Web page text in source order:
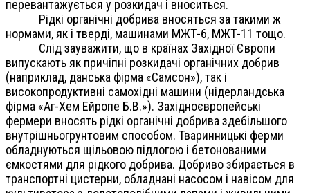
перевантажується у розкидач і вноситься.
Рідкі органічні добрива вносяться за такими ж
нормами, як і тверді, машинами МЖТ-6, МЖТ-11 тощо.
Слід зауважити, що в країнах Західної Європи
випускають як причіпні розкидачі органічних добрив
(наприклад, данська фірма «Самсон»), так і
високопродуктивні самохідні машини (нідерландська
фірма «Аг-Хем Ейропе Б.В.»). Західноєвропейські
фермери вносять рідкі органічні добрива здебільшого
внутрішньогрунтовим способом. Тваринницькі ферми
обладнуються щільовою підлогою і бетонованими
ємкостями для рідкого добрива. Добриво збирається в
транспортні цистерни, обладнані насосом і навісом для